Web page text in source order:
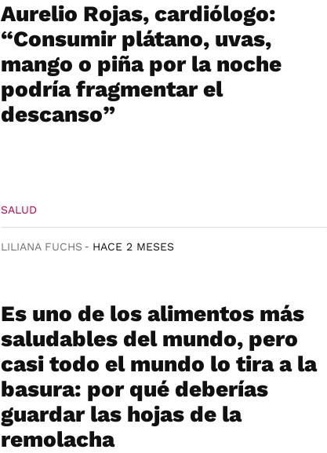
Aurelio Rojas, cardiólogo:
“Consumir plátano, uvas,
mango o piña por la noche
podría fragmentar el
descanso”
SALUD
LILIANA FUCHS HACE 2 MESES
Es uno de los alimentos más
saludables del mundo, pero
casi todo el mundo lo tira a la
basura: por qué deberías
guardar las hojas de la
remolacha